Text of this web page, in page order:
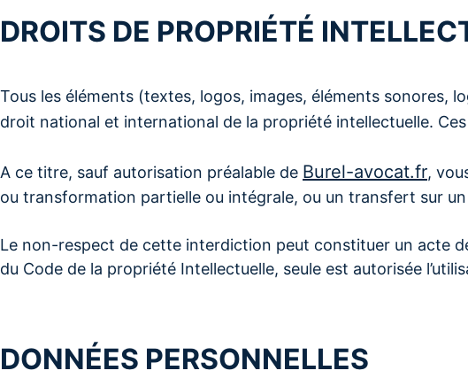
DROITS DE PROPRIÉTÉ
Tous les éléments (textes, logos, images, éléments sonores,
droit national et international de la propriété intellectuelle.
A ce titre, sauf autorisation préalable de Burel-avocat.fr,
ou transformation partielle ou intégrale, ou un transfert sur
Le non-respect de cette interdiction peut constituer un acte
du Code de la propriété Intellectuelle, seule est autorisée
DONNÉES PERSONNELLES